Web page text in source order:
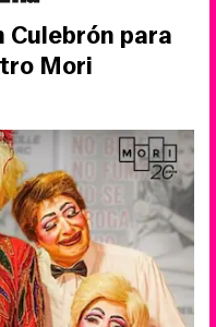
Culebrón para
Mori